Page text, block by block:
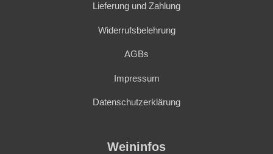
Lieferung und Zahlung
Widerrufsbelehrung
AGBs
Impressum
Datenschutzerklärung
Weininfos